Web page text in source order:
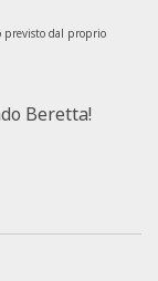
previsto dal proprio
Beretta!